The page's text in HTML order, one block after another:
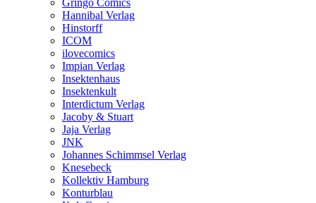
Gringo Comics
Hannibal Verlag
Hinstorff
ICOM
ilovecomics
Impian Verlag
Insektenhaus
Insektenkult
Interdictum Verlag
Jacoby & Stuart
Jaja Verlag
JNK
Johannes Schimmsel Verlag
Knesebeck
Kollektiv Hamburg
Konturblau